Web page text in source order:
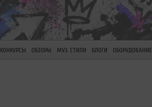
КОНКУРСЫ ОБЗОРЫ МУЗ. СТИЛИ БЛОГИ ОБОРУДОВАНИЕ